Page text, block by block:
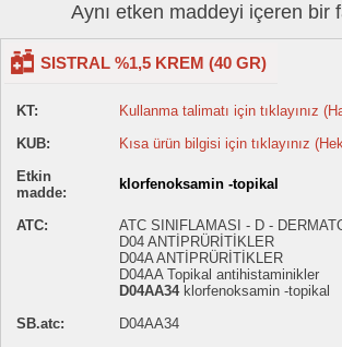
Aynı etken maddeyi içeren bir
SISTRAL %1,5 KREM (40 GR)
KT:
Kullanma talimatı için tıklayınız
KUB:
Kısa ürün bilgisi için tıklayınız
Etkin
madde:
klorfenoksamin -topikal
ATC:
ATC SINIFLAMASI - D -
D04 ANTİPRÜRİTİKLER
D04A ANTİPRÜRİTİKLER
D04AA Topikal antihistaminikler
D04AA34klorfenoksamin -topikal
SB.atc:
D04AA34